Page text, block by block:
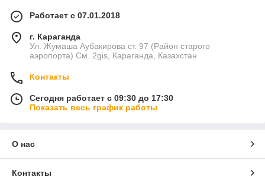
Работает с 07.01.2018
г. Караганда
Ул. Жумаша Аубакирова ст. 97 (Район старого
аэропорта) См. 2gis, Караганда, Казахстан
Контакты
Сегодня работает с 09:30 до 17:30
Показать весь график работы
О нас
Контакты